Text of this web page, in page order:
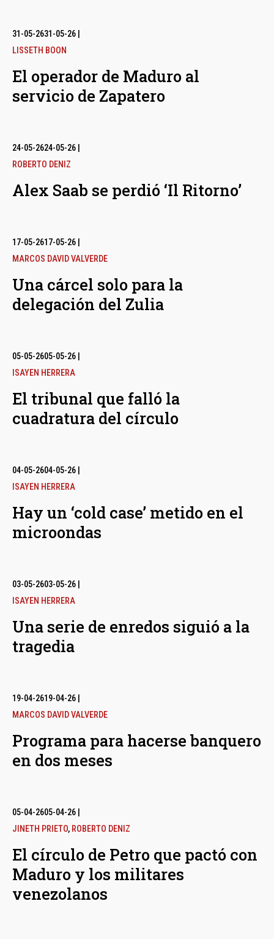
31-05-2631-05-26
LISSETH BOON
El operador de Maduro al
servicio de Zapatero
24-05-2624-05-26
ROBERTO DENIZ
Alex Saab se perdió ‘Il Ritorno’
17-05-2617-05-26
MARCOS DAVID VALVERDE
Una cárcel solo para la
delegación del Zulia
05-05-2605-05-26
ISAYEN HERRERA
El tribunal que falló la
cuadratura del círculo
04-05-2604-05-26
ISAYEN HERRERA
Hay un ‘cold case’ metido en el
microondas
03-05-2603-05-26
ISAYEN HERRERA
Una serie de enredos siguió a la
tragedia
19-04-2619-04-26
MARCOS DAVID VALVERDE
Programa para hacerse banquero
en dos meses
05-04-2605-04-26
JINETH PRIETO, ROBERTO DENIZ
El círculo de Petro que pactó con
Maduro y los militares
venezolanos